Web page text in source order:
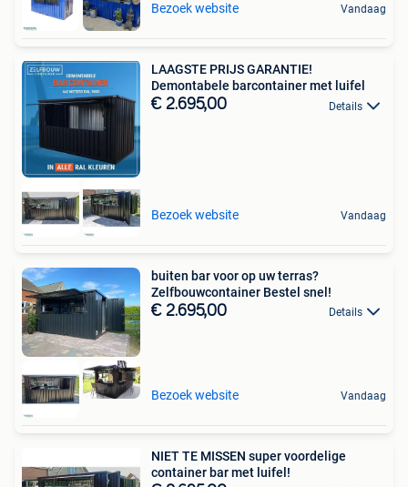
Bezoek website Vandaag
LAAGSTE PRIJS GARANTIE!
Demontabele barcontainer met luifel
€ 2.695,00 Details
Bezoek website Vandaag
buiten bar voor op uw terras?
Zelfbouwcontainer Bestel snel!
€ 2.695,00 Details
Bezoek website Vandaag
NIET TE MISSEN super voordelige
container bar met luifel!